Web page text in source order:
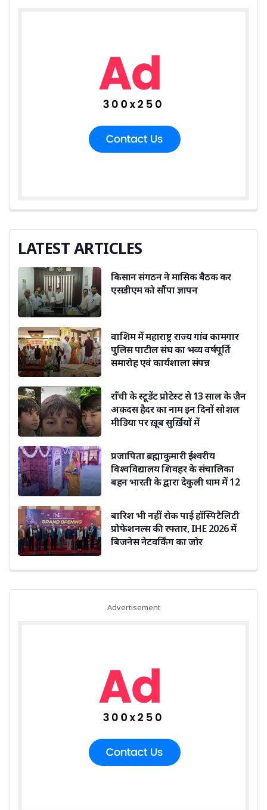
LATEST ARTICLES
किसान संगठन ने मासिक बैठक कर
एसडीएम को सौंपा ज्ञापन
वाशिम में महाराष्ट्र राज्य गांव कामगार
पुलिस पाटील संघ का भव्य वर्षपूर्ति
समारोह एवं कार्यशाला संपन्न
राँची के स्टूडेंट प्रोटेस्ट से 13 साल के ज़ैन
अक़दस हैदर का नाम इन दिनों सोशल
मीडिया पर ख़ूब सुर्ख़ियों में
प्रजापिता ब्रह्माकुमारी ईश्वरीय
विश्वविद्यालय शिवहर के संचालिका
बहन भारती के द्वारा देकुली धाम में 12
बारिश भी नहीं रोक पाई हॉस्पिटैलिटी
प्रोफेशनल्स की रफ्तार, IHE 2026 में
बिजनेस नेटवर्किंग का जोर
Advertisement